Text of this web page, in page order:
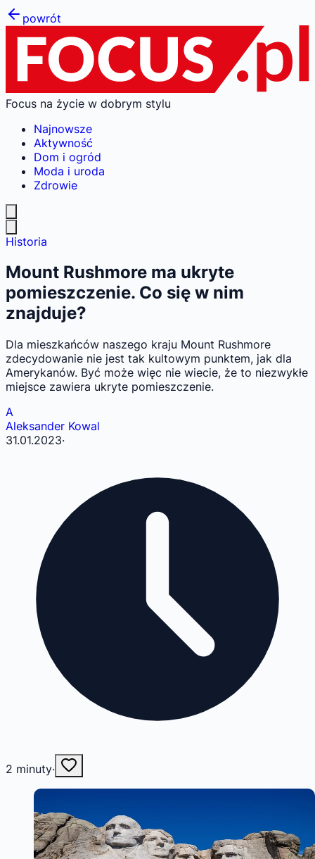
powrót
Focus na życie w dobrym stylu
Najnowsze
Aktywność
Dom i ogród
Moda i uroda
Zdrowie
Historia
Mount Rushmore ma ukryte
pomieszczenie. Co się w nim
znajduje?
Dla mieszkańców naszego kraju Mount Rushmore
zdecydowanie nie jest tak kultowym punktem, jak dla
Amerykanów. Być może więc nie wiecie, że to niezwykłe
miejsce zawiera ukryte pomieszczenie.
A
Aleksander Kowal
31.01.2023·
2 minuty·